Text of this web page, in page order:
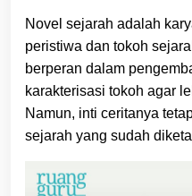
Novel sejarah adalah
peristiwa dan tokoh
berperan dalam
karakterisasi tokoh agar
Namun, inti ceritanya
sejarah yang sudah